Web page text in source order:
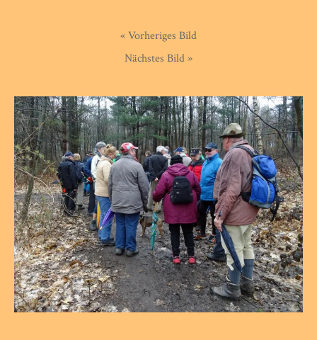
« Vorheriges Bild
Nächstes Bild »